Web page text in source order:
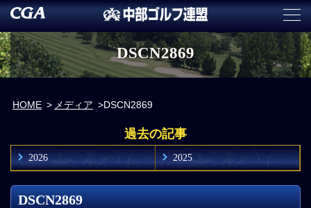
DSCN2869
HOME メディア DSCN2869
過去の記事
2026 2025
DSCN2869